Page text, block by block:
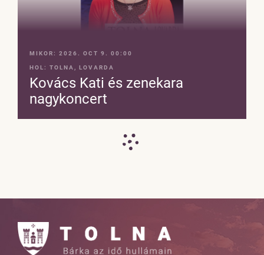
MIKOR: 2026. OCT 9. 00:00
HOL: TOLNA, LOVARDA
Kovács Kati és zenekara
nagykoncert